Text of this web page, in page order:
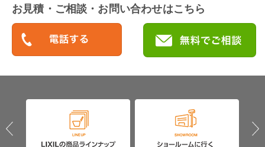
お見積・ご相談・お問い合わせはこちら